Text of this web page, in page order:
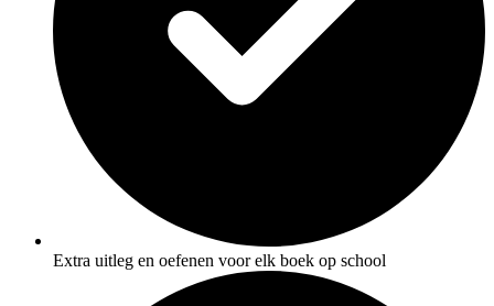
Extra uitleg en oefenen voor elk boek op school